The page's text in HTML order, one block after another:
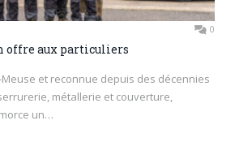
0
offre aux particuliers
et reconnue depuis des décennies
métallerie et couverture,
un…